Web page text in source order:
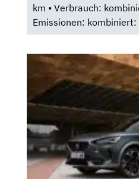
km • Verbrauch:
Emissionen: kombiniert: